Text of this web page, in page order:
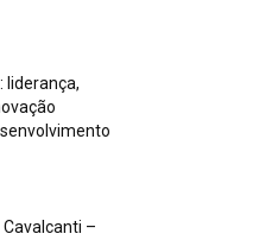
liderança,
Cavalcanti –